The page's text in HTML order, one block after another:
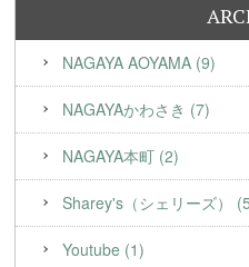
NAGAYA AOYAMA (9)
NAGAYAかわさき (7)
NAGAYA本町 (2)
Sharey's（シェリーズ）
Youtube (1)